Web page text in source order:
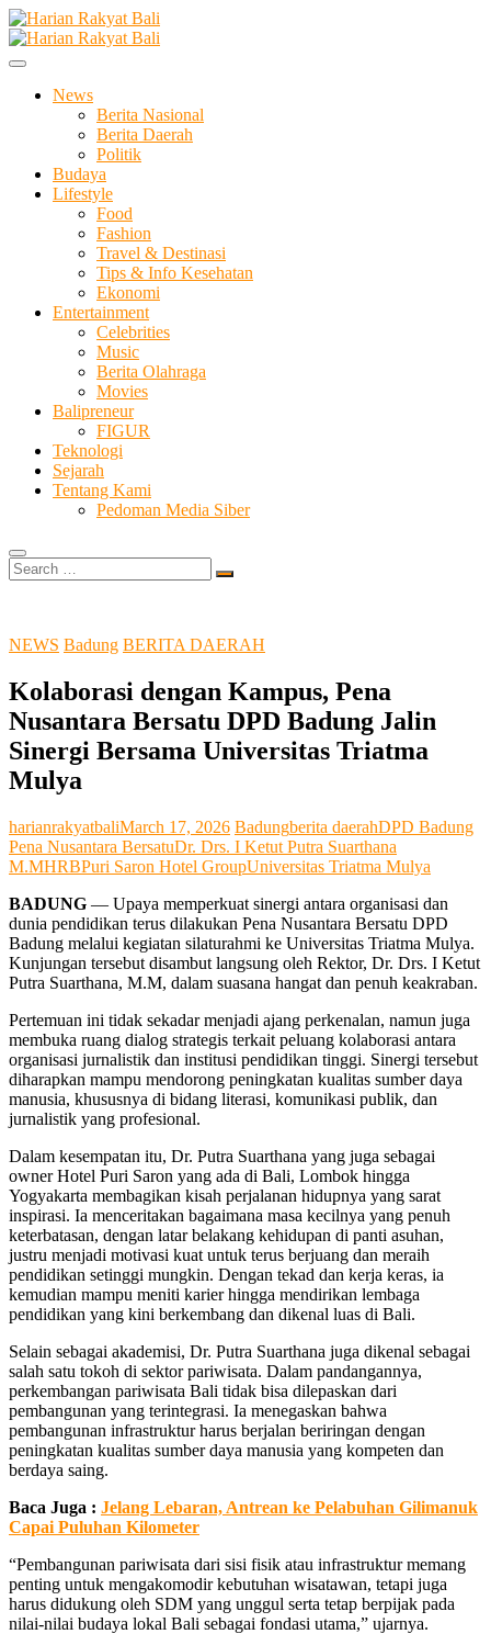
Skip
to
content
Harian Rakyat Bali
Membangun Semangat Kehidupan dan Berbangsa
News
Berita Nasional
Berita Daerah
Politik
Budaya
Lifestyle
Food
Fashion
Travel & Destinasi
Tips & Info Kesehatan
Ekonomi
Entertainment
Celebrities
Music
Berita Olahraga
Movies
Balipreneur
FIGUR
Teknologi
Sejarah
Tentang Kami
Pedoman Media Siber
Search
…
NEWS Badung BERITA DAERAH
Kolaborasi dengan Kampus, Pena
Nusantara Bersatu DPD Badung Jalin
Sinergi Bersama Universitas Triatma
Mulya
harianrakyatbaliMarch 17, 2026 Badungberita daerahDPD Badung
Pena Nusantara BersatuDr. Drs. I Ketut Putra Suarthana
M.MHRBPuri Saron Hotel GroupUniversitas Triatma Mulya
BADUNG — Upaya memperkuat sinergi antara organisasi dan
dunia pendidikan terus dilakukan Pena Nusantara Bersatu DPD
Badung melalui kegiatan silaturahmi ke Universitas Triatma Mulya.
Kunjungan tersebut disambut langsung oleh Rektor, Dr. Drs. I Ketut
Putra Suarthana, M.M, dalam suasana hangat dan penuh keakraban.
Pertemuan ini tidak sekadar menjadi ajang perkenalan, namun juga
membuka ruang dialog strategis terkait peluang kolaborasi antara
organisasi jurnalistik dan institusi pendidikan tinggi. Sinergi tersebut
diharapkan mampu mendorong peningkatan kualitas sumber daya
manusia, khususnya di bidang literasi, komunikasi publik, dan
jurnalistik yang profesional.
Dalam kesempatan itu, Dr. Putra Suarthana yang juga sebagai
owner Hotel Puri Saron yang ada di Bali, Lombok hingga
Yogyakarta membagikan kisah perjalanan hidupnya yang sarat
inspirasi. Ia menceritakan bagaimana masa kecilnya yang penuh
keterbatasan, dengan latar belakang kehidupan di panti asuhan,
justru menjadi motivasi kuat untuk terus berjuang dan meraih
pendidikan setinggi mungkin. Dengan tekad dan kerja keras, ia
kemudian mampu meniti karier hingga mendirikan lembaga
pendidikan yang kini berkembang dan dikenal luas di Bali.
Selain sebagai akademisi, Dr. Putra Suarthana juga dikenal sebagai
salah satu tokoh di sektor pariwisata. Dalam pandangannya,
perkembangan pariwisata Bali tidak bisa dilepaskan dari
pembangunan yang terintegrasi. Ia menegaskan bahwa
pembangunan infrastruktur harus berjalan beriringan dengan
peningkatan kualitas sumber daya manusia yang kompeten dan
berdaya saing.
Baca Juga : Jelang Lebaran, Antrean ke Pelabuhan Gilimanuk
Capai Puluhan Kilometer
“Pembangunan pariwisata dari sisi fisik atau infrastruktur memang
penting untuk mengakomodir kebutuhan wisatawan, tetapi juga
harus didukung oleh SDM yang unggul serta tetap berpijak pada
nilai-nilai budaya lokal Bali sebagai fondasi utama,” ujarnya.